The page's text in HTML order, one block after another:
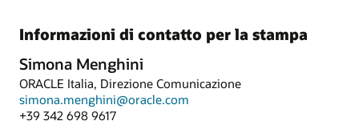
Informazioni di contatto per la stampa
Simona Menghini
ORACLE Italia, Direzione Comunicazione
simona.menghini@oracle.com
+39 342 698 9617